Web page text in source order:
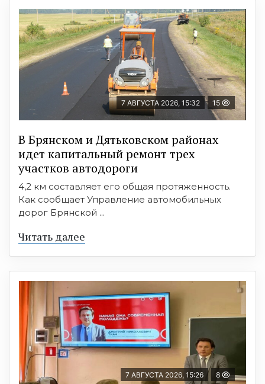
7 АВГУСТА 2026, 15:32 15
В Брянском и Дятьковском районах
идет капитальный ремонт трех
участков автодороги
4,2 км составляет его общая протяженность.
Как сообщает Управление автомобильных
дорог Брянской ...
Читать далее
7 АВГУСТА 2026, 15:26 8